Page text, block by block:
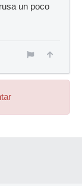
un poco